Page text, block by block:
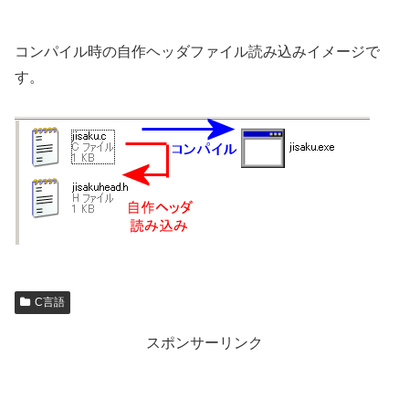
コンパイル時の自作ヘッダファイル読み込みイメージで
す。
C言語
スポンサーリンク